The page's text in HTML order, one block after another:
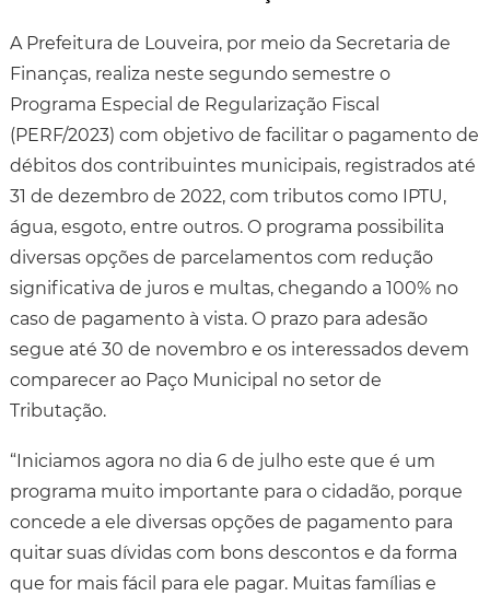
A Prefeitura de Louveira, por meio da Secretaria de
Finanças, realiza neste segundo semestre o
Programa Especial de Regularização Fiscal
(PERF/2023) com objetivo de facilitar o pagamento de
débitos dos contribuintes municipais, registrados até
31 de dezembro de 2022, com tributos como IPTU,
água, esgoto, entre outros. O programa possibilita
diversas opções de parcelamentos com redução
significativa de juros e multas, chegando a 100% no
caso de pagamento à vista. O prazo para adesão
segue até 30 de novembro e os interessados devem
comparecer ao Paço Municipal no setor de
Tributação.
“Iniciamos agora no dia 6 de julho este que é um
programa muito importante para o cidadão, porque
concede a ele diversas opções de pagamento para
quitar suas dívidas com bons descontos e da forma
que for mais fácil para ele pagar. Muitas famílias e